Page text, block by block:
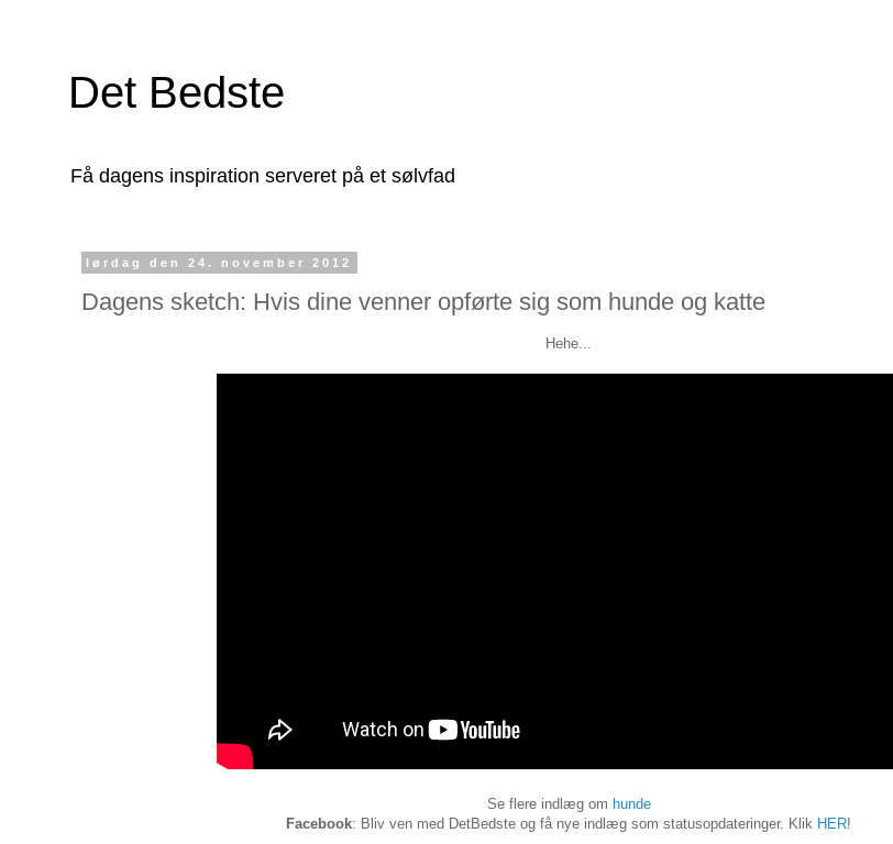
Det Bedste
Få dagens inspiration serveret på et sølvfad
lørdag den 24. november 2012
Dagens sketch: Hvis dine venner opførte sig som hunde og katte
Hehe...
Se flere indlæg om hunde
Facebook: Bliv ven med DetBedste og få nye indlæg som statusopdateringer. Klik HER!